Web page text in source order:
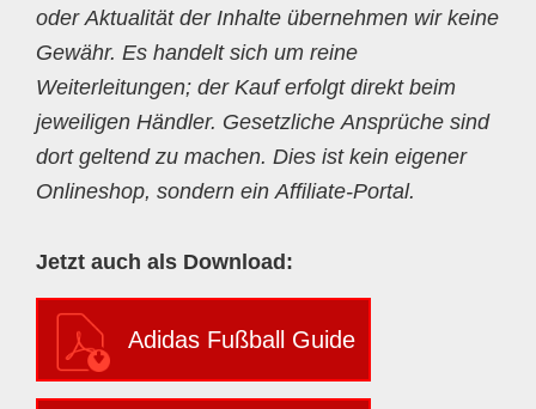
oder Aktualität der Inhalte übernehmen wir keine
Gewähr. Es handelt sich um reine
Weiterleitungen; der Kauf erfolgt direkt beim
jeweiligen Händler. Gesetzliche Ansprüche sind
dort geltend zu machen. Dies ist kein eigener
Onlineshop, sondern ein Affiliate-Portal.
Jetzt auch als Download:
Adidas Fußball Guide